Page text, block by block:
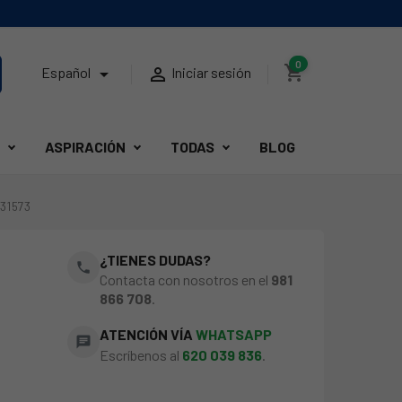
Español   Iniciar sesión shopping_cart
0
ASPIRACIÓN TODAS BLOG
phone
¿TIENES DUDAS?
Contacta con nosotros en el 981
866 708.
chat ATENCIÓN VÍAWHATSAPP
Escríbenos al 620 039 836